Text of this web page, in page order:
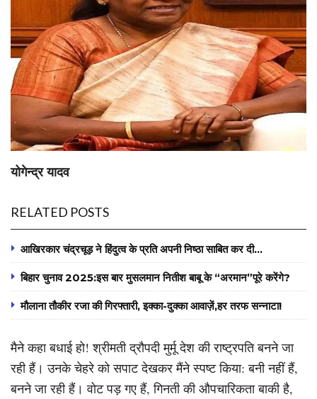
योगेन्द्र यादव
RELATED POSTS
आखिरकार चंद्रचूड़ ने हिंदुत्व के प्रति अपनी निष्ठा साबित कर दी…
बिहार चुनाव 2025:इस बार मुसलमान नितीश बाबू के “अरमान”पूरे करेंगे?
मौलाना तौकीर रजा की गिरफ्तारी, इक्का-दुक्का आवाज़ें,हर तरफ सन्नाटा!
मैने कहा बधाई हो! श्रीमती द्रौपदी मुर्मू देश की राष्ट्रपति बनने जा
रही हैं। उनके चेहरे को सपाट देखकर मैंने स्पष्ट किया: बनी नहीं हैं,
बनने जा रही हैं। वोट पड़ गए हैं, गिनती की औपचारिकता बाकी है,